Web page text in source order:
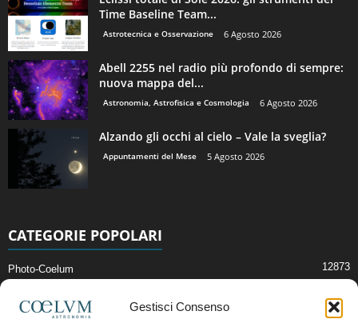
Gestisci Consenso
Time Baseline Team...
Astrotecnica e Osservazione 6 Agosto 2026
Abell 2255 nel radio più profondo di sempre:
nuova mappa del...
Astronomia, Astrofisica e Cosmologia 6 Agosto 2026
Alzando gli occhi al cielo – Vale la sveglia?
Appuntamenti del Mese 5 Agosto 2026
CATEGORIE POPOLARI
Photo-Coelum 12873
News di Astronomia
2409